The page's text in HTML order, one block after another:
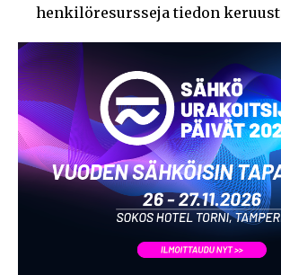
henkilöresursseja tiedon